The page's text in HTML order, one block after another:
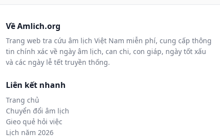
Về Amlich.org
Trang web tra cứu âm lịch Việt Nam miễn phí, cung cấp thông
tin chính xác về ngày âm lịch, can chi, con giáp, ngày tốt xấu
và các ngày lễ tết truyền thống.
Liên kết nhanh
Trang chủ
Chuyển đổi âm lịch
Gieo quẻ hỏi việc
Lịch năm 2026